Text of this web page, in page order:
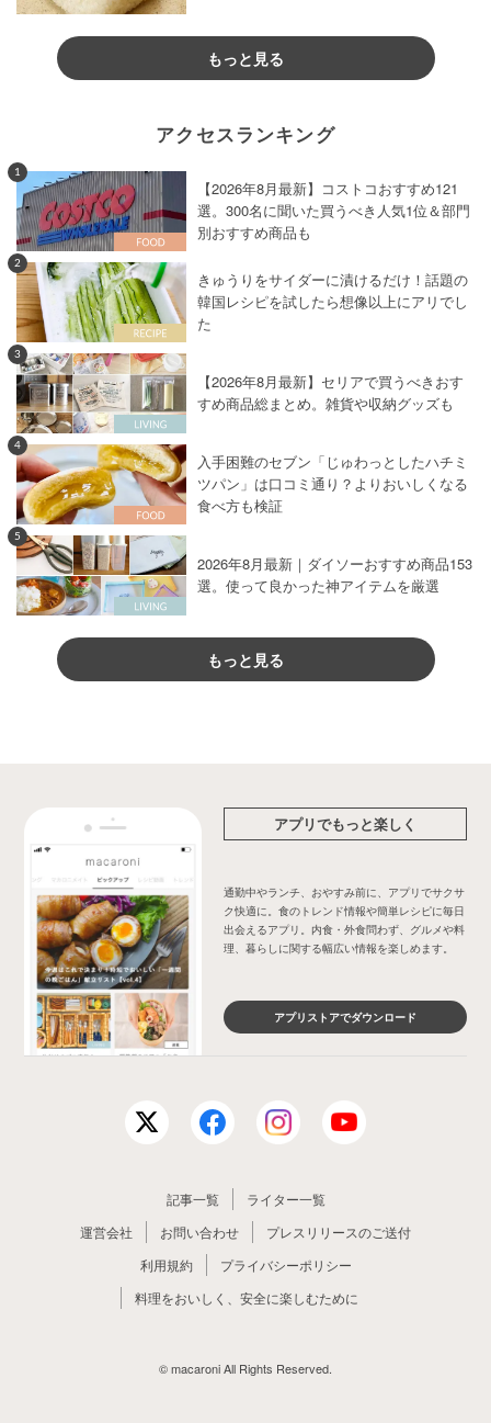
もっと見る
アクセスランキング
1
【2026年8月最新】コストコおすすめ121
選。300名に聞いた買うべき人気1位＆部門
別おすすめ商品も
2
きゅうりをサイダーに漬けるだけ！話題の
韓国レシピを試したら想像以上にアリでし
た
3
【2026年8月最新】セリアで買うべきおす
すめ商品総まとめ。雑貨や収納グッズも
4
入手困難のセブン「じゅわっとしたハチミ
ツパン」は口コミ通り？よりおいしくなる
食べ方も検証
5
2026年8月最新｜ダイソーおすすめ商品153
選。使って良かった神アイテムを厳選
もっと見る
アプリでもっと楽しく
通勤中やランチ、おやすみ前に、アプリでサクサ
ク快適に。食のトレンド情報や簡単レシピに毎日
出会えるアプリ。内食・外食問わず、グルメや料
理、暮らしに関する幅広い情報を楽しめます。
アプリストアでダウンロード
記事一覧
ライター一覧
運営会社
お問い合わせ
プレスリリースのご送付
利用規約
プライバシーポリシー
料理をおいしく、安全に楽しむために
© macaroni All Rights Reserved.